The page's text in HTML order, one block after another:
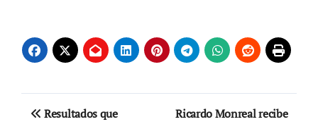
Navegación
Resultados que
Ricardo Monreal recibe